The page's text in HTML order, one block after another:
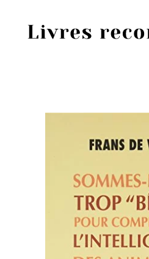
Personnes
Livres les plus